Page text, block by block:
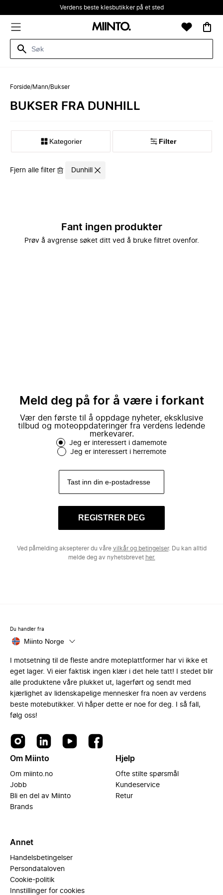
Verdens beste klesbutikker på et sted
Forside/Mann/Bukser
BUKSER FRA DUNHILL
Kategorier Filter
Fjern alle filter Dunhill
Fant ingen produkter
Prøv å avgrense søket ditt ved å bruke filtret ovenfor.
Meld deg på for å være i forkant
Vær den første til å oppdage nyheter, eksklusive
tilbud og moteoppdateringer fra verdens ledende
merkevarer.
Jeg er interessert i damemote
Jeg er interessert i herremote
REGISTRER DEG
Ved påmelding aksepterer du våre vilkår og betingelser. Du kan alltid
melde deg av nyhetsbrevet her.
Du handler fra
Miinto Norge
I motsetning til de fleste andre moteplattformer har vi ikke et
eget lager. Vi eier faktisk ingen klær i det hele tatt! I stedet blir
alle produktene våre plukket ut, lagerført og sendt med
kjærlighet av lidenskapelige mennesker fra noen av verdens
beste motebutikker. Vi håper dette er noe for deg. I så fall,
følg oss!
Om Miinto
Om miinto.no
Jobb
Bli en del av Miinto
Brands
Hjelp
Ofte stilte spørsmål
Kundeservice
Retur
Annet
Handelsbetingelser
Persondataloven
Cookie-politik
Innstillinger for cookies